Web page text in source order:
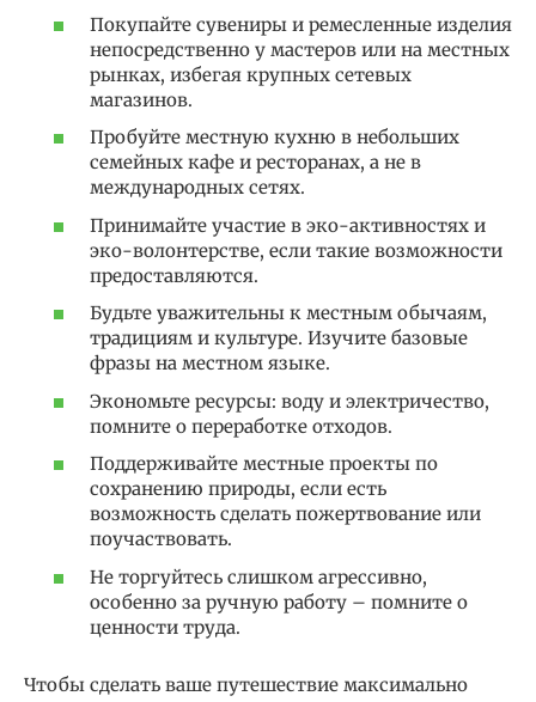
Покупайте сувениры и ремесленные изделия
непосредственно у мастеров или на местных
рынках, избегая крупных сетевых
магазинов.
Пробуйте местную кухню в небольших
семейных кафе и ресторанах, а не в
международных сетях.
Принимайте участие в эко-активностях и
эко-волонтерстве, если такие возможности
предоставляются.
Будьте уважительны к местным обычаям,
традициям и культуре. Изучите базовые
фразы на местном языке.
Экономьте ресурсы: воду и электричество,
помните о переработке отходов.
Поддерживайте местные проекты по
сохранению природы, если есть
возможность сделать пожертвование или
поучаствовать.
Не торгуйтесь слишком агрессивно,
особенно за ручную работу – помните о
ценности труда.
Чтобы сделать ваше путешествие максимально